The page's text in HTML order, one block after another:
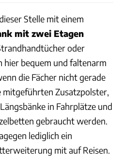
Stelle mit einem
mit zwei Etagen
oder
hier bequem und faltenarm
die Fächer nicht gerade
mitgeführten Zusatzpolster,
in Fahrplätze und
gebraucht werden.
lediglich ein
mit auf Reisen.